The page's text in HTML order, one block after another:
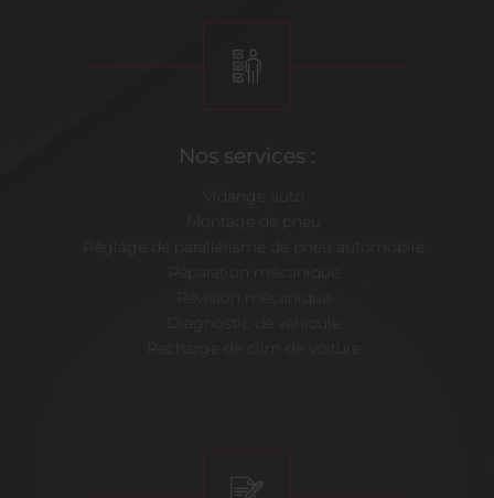
Nos services :
Vidange auto
Montage de pneu
Réglage de parallélisme de pneu automobile
Réparation mécanique
Révision mécanique
Diagnostic de véhicule
Recharge de clim de voiture